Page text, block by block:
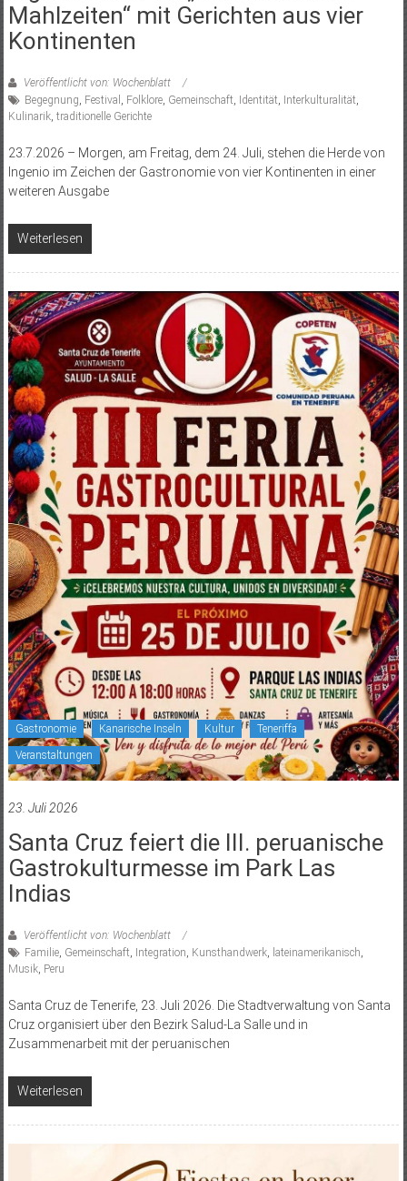
Mahlzeiten“ mit Gerichten aus vier
Kontinenten
Veröffentlicht von: Wochenblatt
Begegnung, Festival , Folklore, Gemeinschaft, Identität, Interkulturalität,
Kulinarik, traditionelle Gerichte
23.7.2026 – Morgen, am Freitag, dem 24. Juli, stehen die Herde von
Ingenio im Zeichen der Gastronomie von vier Kontinenten in einer
weiteren Ausgabe
Weiterlesen
Gastronomie Kanarische Inseln Kultur Teneriffa
Veranstaltungen
23. Juli 2026
Santa Cruz feiert die III. peruanische
Gastrokulturmesse im Park Las
Indias
Veröffentlicht von: Wochenblatt
Familie, Gemeinschaft, Integration, Kunsthandwerk, lateinamerikanisch,
Musik, Peru
Santa Cruz de Tenerife, 23. Juli 2026. Die Stadtverwaltung von Santa
Cruz organisiert über den Bezirk Salud-La Salle und in
Zusammenarbeit mit der peruanischen
Weiterlesen